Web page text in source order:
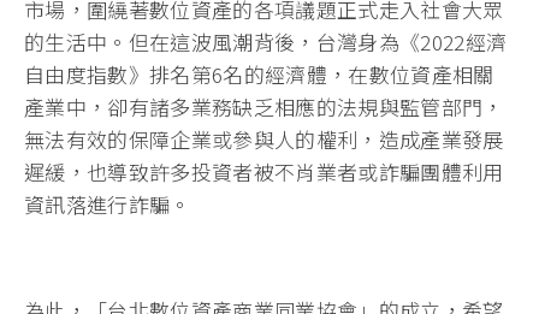
市場，圍繞著數位資產的各項議題正式走入社會大眾
的生活中。但在這波風潮背後，台灣身為《2022經濟
自由度指數》排名第6名的經濟體，在數位資產相關
產業中，卻有諸多業務缺乏相應的法規與監管部門，
無法有效的保障企業或參與人的權利，造成產業發展
遲緩，也導致許多投資者被不肖業者或詐騙團體利用
資訊落進行詐騙。